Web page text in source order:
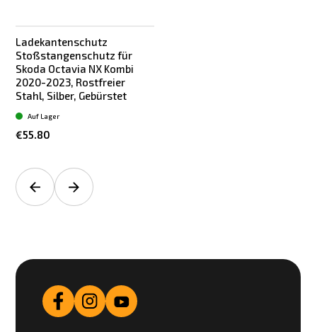
Ladekantenschutz
Stoßstangenschutz für
Skoda Octavia NX Kombi
2020-2023, Rostfreier
Stahl, Silber, Gebürstet
€55.80
Auf Lager